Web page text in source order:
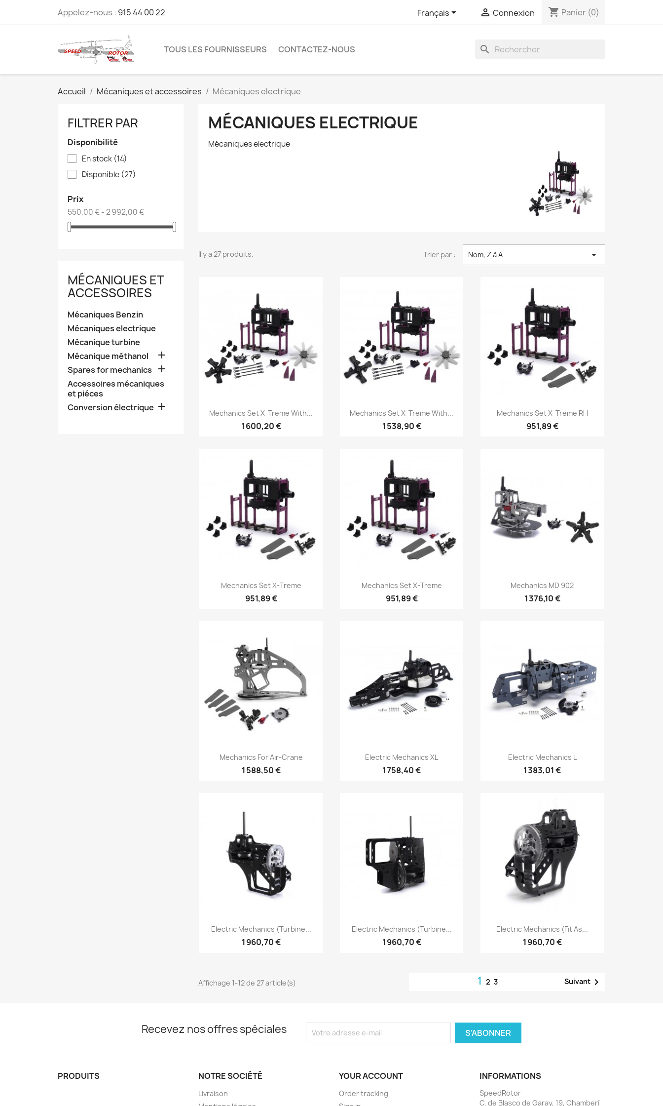
Appelez-nous : 915 44 00 22 Français  Connexion shopping_cart Panier (0)
TOUS LES FOURNISSEURS CONTACTEZ-NOUS search
Accueil Mécaniques et accessoires Mécaniques electrique
FILTRER PAR
Disponibilité
En stock (14)
Disponible (27)
Prix
550,00 € - 2 992,00 €
MÉCANIQUES ET
ACCESSOIRES
Mécaniques Benzin
Mécaniques electrique
Mécanique turbine
Mécanique méthanol

Spares for mechanics 
Accessoires mécaniques
et piéces
Conversion électrique 
MÉCANIQUES ELECTRIQUE
Mécaniques electrique
Il y a 27 produits. Trier par : Nom, Z à A 
Aperçu rapide
Mechanics Set X-Treme With...
1 600,20 €
Aperçu rapide
Mechanics Set X-Treme With...
1 538,90 €
Aperçu rapide
Mechanics Set X-Treme RH
951,89 €
Aperçu rapide
Mechanics Set X-Treme
951,89 €
Aperçu rapide
Mechanics Set X-Treme
951,89 €
Aperçu rapide
Mechanics MD 902
1 376,10 €
Aperçu rapide
Mechanics For Air-Crane
1 588,50 €
Aperçu rapide
Electric Mechanics XL
1 758,40 €
Aperçu rapide
Electric Mechanics L
1 383,01 €
Aperçu rapide
Electric Mechanics (turbine...
1 960,70 €
Aperçu rapide
Electric Mechanics (turbine...
1 960,70 €
Aperçu rapide
Electric Mechanics (fit As...
1 960,70 €
Affichage 1-12 de 27 article(s) 123 Suivant
Recevez nos offres spéciales
PRODUITS NOTRE SOCIÉTÉ
Livraison
YOUR ACCOUNT
Order tracking
INFORMATIONS
SpeedRotor
C. de Blasco de Garay, 19, Chamberí